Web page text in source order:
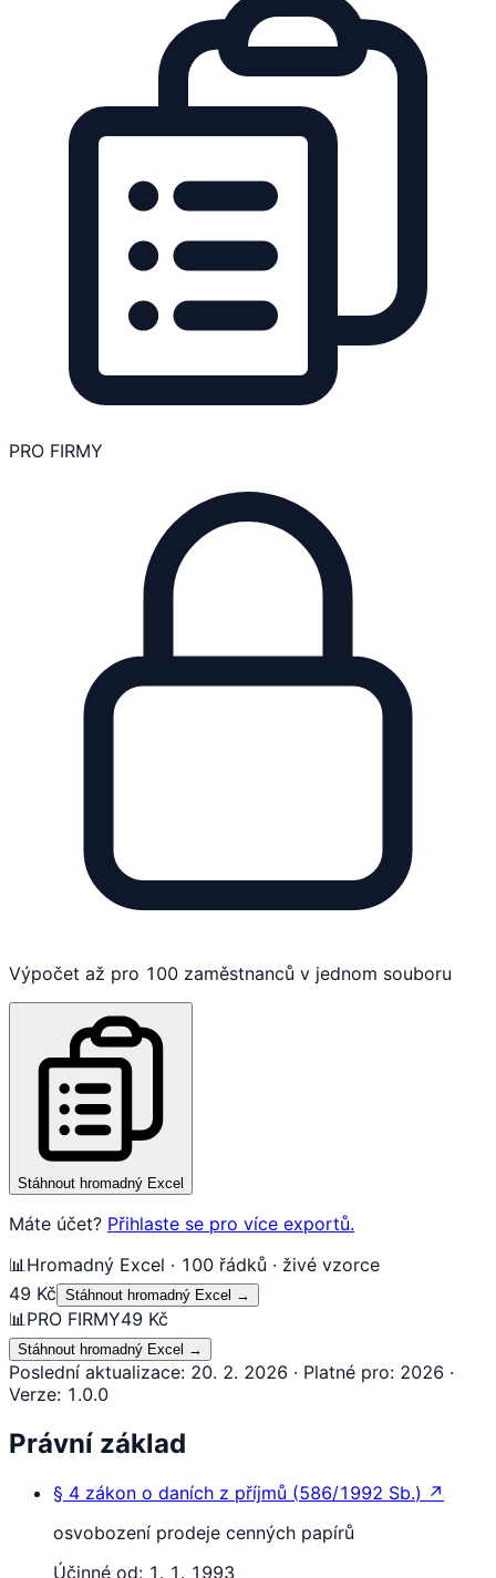
PRO FIRMY
Výpočet až pro 100 zaměstnanců v jednom souboru
Stáhnout hromadný Excel
Máte účet? Přihlaste se pro více exportů.
📊 Hromadný Excel · 100 řádků · živé vzorce
49 Kč Stáhnout hromadný Excel →
📊 PRO FIRMY49 Kč
Stáhnout hromadný Excel →
Poslední aktualizace: 20. 2. 2026 · Platné pro: 2026 ·
Verze: 1.0.0
Právní základ
§ 4 zákon o daních z příjmů (586/1992 Sb.) ↗
osvobození prodeje cenných papírů
Účinné od: 1. 1. 1993